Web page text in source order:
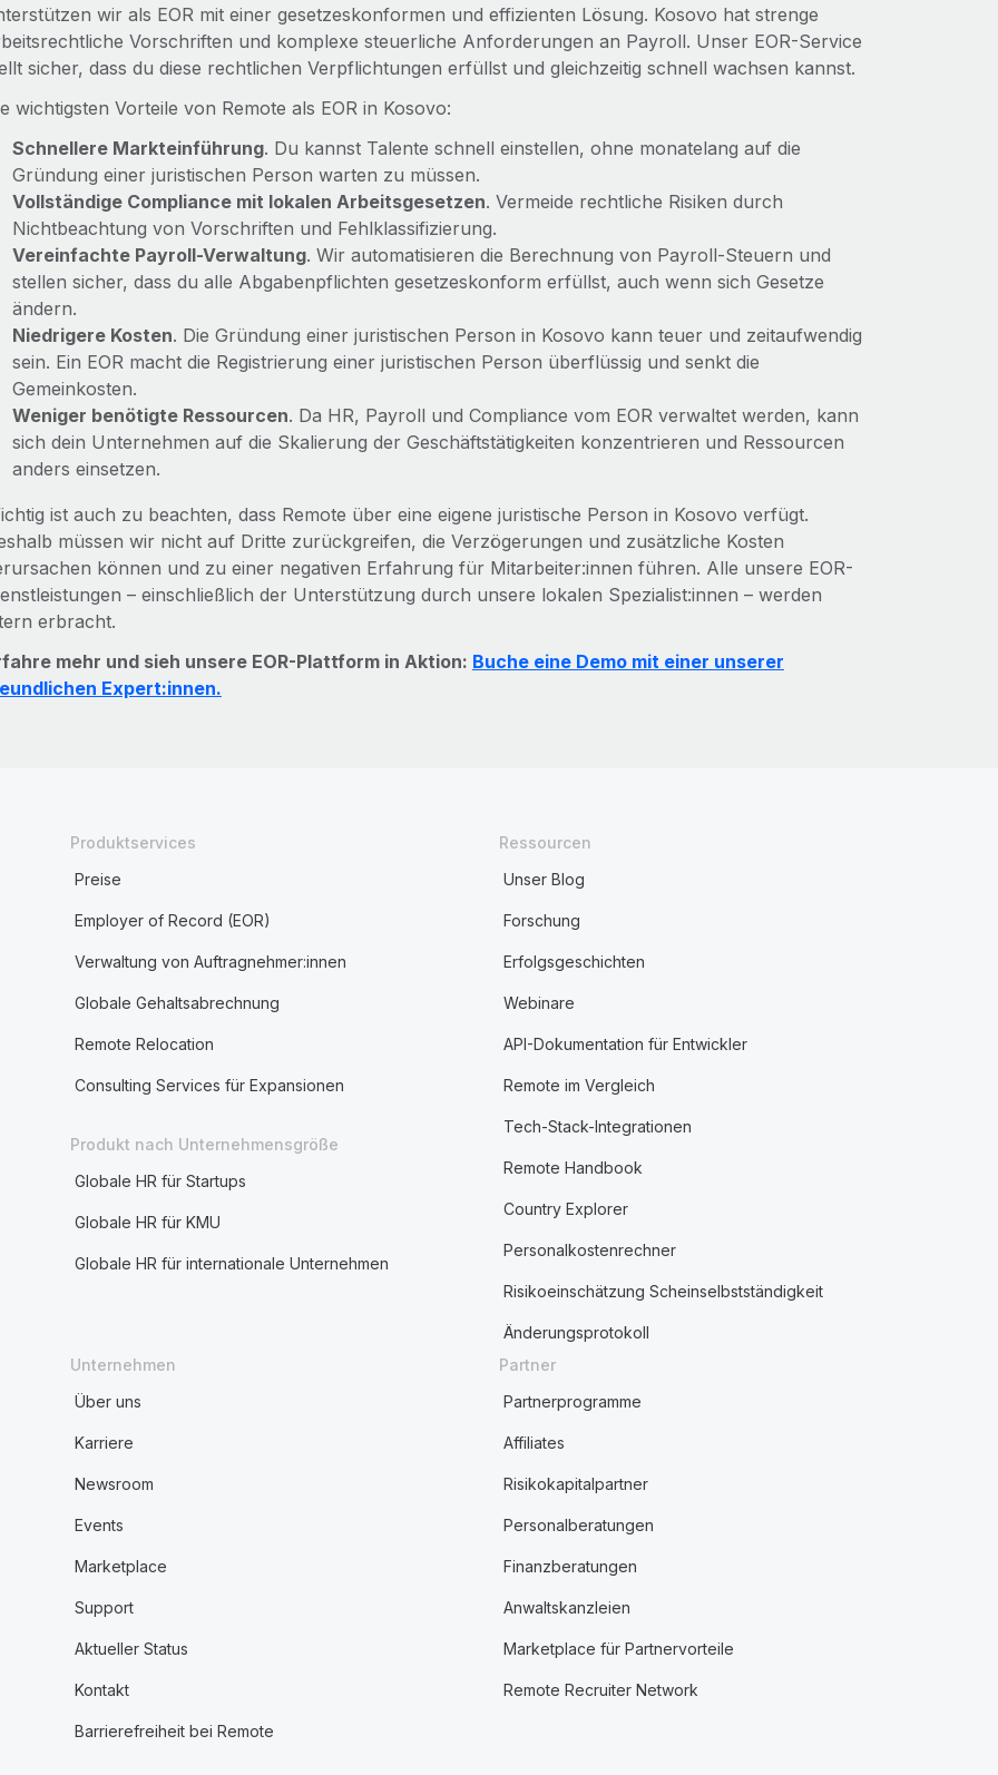
wir als EOR mit einer gesetzeskonformen und effizienten Lösung. Kosovo hat strenge
Vorschriften und komplexe steuerliche Anforderungen an Payroll. Unser EOR-Service
sicher, dass du diese rechtlichen Verpflichtungen erfüllst und gleichzeitig schnell wachsen kannst.
wichtigsten Vorteile von Remote als EOR in Kosovo:
Schnellere Markteinführung. Du kannst Talente schnell einstellen, ohne monatelang auf die
Gründung einer juristischen Person warten zu müssen.
Vollständige Compliance mit lokalen Arbeitsgesetzen. Vermeide rechtliche Risiken durch
Nichtbeachtung von Vorschriften und Fehlklassifizierung.
Vereinfachte Payroll-Verwaltung. Wir automatisieren die Berechnung von Payroll-Steuern und
stellen sicher, dass du alle Abgabenpflichten gesetzeskonform erfüllst, auch wenn sich Gesetze
ändern.
Niedrigere Kosten. Die Gründung einer juristischen Person in Kosovo kann teuer und zeitaufwendig
sein. Ein EOR macht die Registrierung einer juristischen Person überflüssig und senkt die
Gemeinkosten.
Weniger benötigte Ressourcen. Da HR, Payroll und Compliance vom EOR verwaltet werden, kann
sich dein Unternehmen auf die Skalierung der Geschäftstätigkeiten konzentrieren und Ressourcen
anders einsetzen.
ist auch zu beachten, dass Remote über eine eigene juristische Person in Kosovo verfügt.
müssen wir nicht auf Dritte zurückgreifen, die Verzögerungen und zusätzliche Kosten
können und zu einer negativen Erfahrung für Mitarbeiter:innen führen. Alle unsere EOR-
– einschließlich der Unterstützung durch unsere lokalen Spezialist:innen – werden
erbracht.
mehr und sieh unsere EOR-Plattform in Aktion: Buche eine Demo mit einer unserer
Expert:innen.
Produktservices
Preise
Employer of Record (EOR)
Verwaltung von Auftragnehmer:innen
Globale Gehaltsabrechnung
Remote Relocation
Consulting Services für Expansionen
Produkt nach Unternehmensgröße
Globale HR für Startups
Globale HR für KMU
Globale HR für internationale Unternehmen
Ressourcen
Unser Blog
Forschung
Erfolgsgeschichten
Webinare
API-Dokumentation für Entwickler
Remote im Vergleich
Tech-Stack-Integrationen
Remote Handbook
Country Explorer
Personalkostenrechner
Risikoeinschätzung Scheinselbstständigkeit
Änderungsprotokoll
Unternehmen
Über uns
Karriere
Newsroom
Events
Marketplace
Support
Aktueller Status
Kontakt
Barrierefreiheit bei Remote
Partner
Partnerprogramme
Affiliates
Risikokapitalpartner
Personalberatungen
Finanzberatungen
Anwaltskanzleien
Marketplace für Partnervorteile
Remote Recruiter Network